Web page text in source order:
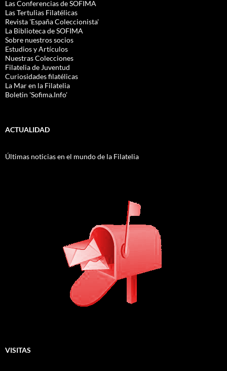
Las Conferencias de SOFIMA
Las Tertulias Filatélicas
Revista 'España Coleccionista'
La Biblioteca de SOFIMA
Sobre nuestros socios
Estudios y Artículos
Nuestras Colecciones
Filatelia de Juventud
Curiosidades filatélicas
La Mar en la Filatelia
Boletin 'Sofima.Info'
ACTUALIDAD
Últimas noticias en el mundo de la Filatelia
VISITAS